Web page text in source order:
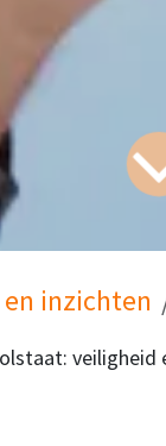
inzichten